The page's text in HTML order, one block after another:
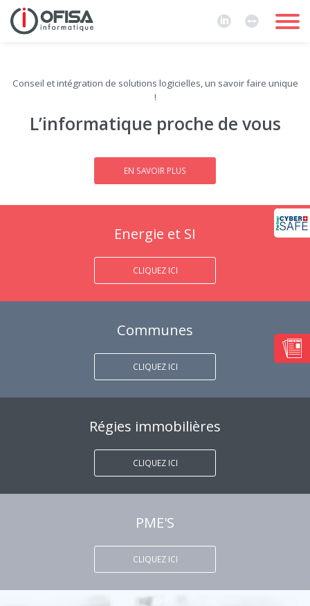
Conseil et intégration de solutions logicielles, un savoir faire unique
!
L’informatique proche de vous
EN SAVOIR PLUS
Energie et SI
CLIQUEZ ICI
Communes
CLIQUEZ ICI
Régies immobilières
CLIQUEZ ICI
PME'S
CLIQUEZ ICI